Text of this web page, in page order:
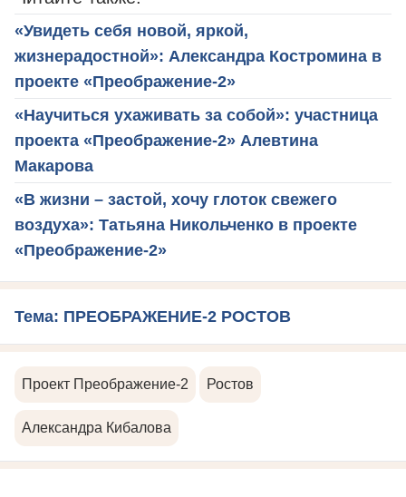
«Увидеть себя новой, яркой,
жизнерадостной»: Александра Костромина в
проекте «Преображение-2»
«Научиться ухаживать за собой»: участница
проекта «Преображение-2» Алевтина
Макарова
«В жизни – застой, хочу глоток свежего
воздуха»: Татьяна Никольченко в проекте
«Преображение-2»
Тема: ПРЕОБРАЖЕНИЕ-2 РОСТОВ
Проект Преображение-2 Ростов
Александра Кибалова